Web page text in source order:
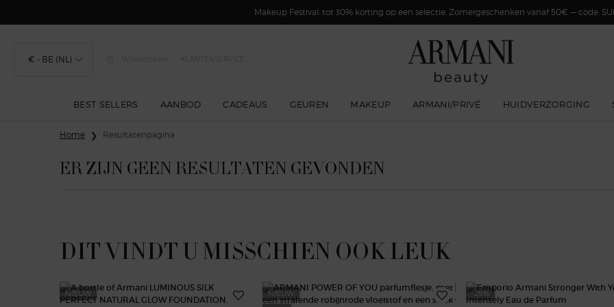
Makeup Festival: tot 30% korting op een selectie. Zomergeschenken vanaf 50€ — code:
€ - BE (NL) Winkelzoeker KLANTENSERVICE
BEST SELLERS AANBOD CADEAUS GEUREN MAKEUP ARMANI/PRIVÉ HUIDVERZORGING
Home Resultatenpagina
ER ZIJN GEEN RESULTATEN GEVONDEN
DIT VINDT U MISSCHIEN OOK LEUK
NIEUW
NIEUW
-25%